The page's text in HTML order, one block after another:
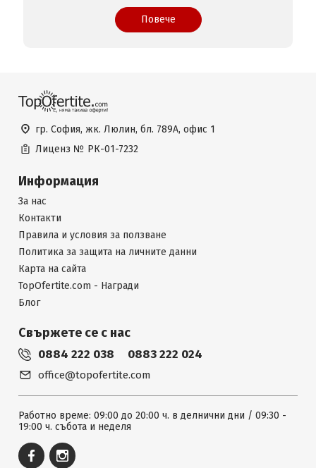
Повече
гр. София, жк. Люлин, бл. 789А, офис 1
Лиценз № РК-01-7232
Информация
За нас
Контакти
Правила и условия за ползване
Политика за защита на личните данни
Карта на сайта
TopOfertite.com - Награди
Блог
Свържете се с нас
0884 222 038 0883 222 024
office@topofertite.com
Работно време: 09:00 до 20:00 ч. в делнични дни / 09:30 -
19:00 ч. събота и неделя